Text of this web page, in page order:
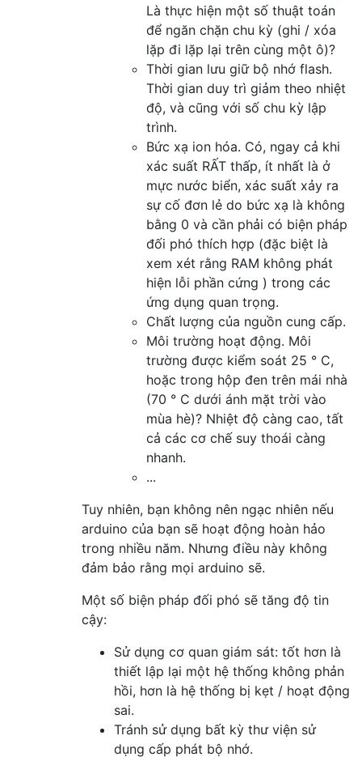
Là thực hiện một số thuật toán
để ngăn chặn chu kỳ (ghi / xóa
lặp đi lặp lại trên cùng một ô)?
Thời gian lưu giữ bộ nhớ flash.
Thời gian duy trì giảm theo nhiệt
độ, và cũng với số chu kỳ lập
trình.
Bức xạ ion hóa. Có, ngay cả khi
xác suất RẤT thấp, ít nhất là ở
mực nước biển, xác suất xảy ra
sự cố đơn lẻ do bức xạ là không
bằng 0 và cần phải có biện pháp
đối phó thích hợp (đặc biệt là
xem xét rằng RAM không phát
hiện lỗi phần cứng ) trong các
ứng dụng quan trọng.
Chất lượng của nguồn cung cấp.
Môi trường hoạt động. Môi
trường được kiểm soát 25 ° C,
hoặc trong hộp đen trên mái nhà
(70 ° C dưới ánh mặt trời vào
mùa hè)? Nhiệt độ càng cao, tất
cả các cơ chế suy thoái càng
nhanh.
...
Tuy nhiên, bạn không nên ngạc nhiên nếu
arduino của bạn sẽ hoạt động hoàn hảo
trong nhiều năm. Nhưng điều này không
đảm bảo rằng mọi arduino sẽ.
Một số biện pháp đối phó sẽ tăng độ tin
cậy:
Sử dụng cơ quan giám sát: tốt hơn là
thiết lập lại một hệ thống không phản
hồi, hơn là hệ thống bị kẹt / hoạt động
sai.
Tránh sử dụng bất kỳ thư viện sử
dụng cấp phát bộ nhớ.